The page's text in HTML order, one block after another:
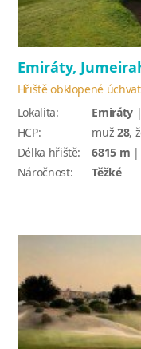
Emiráty,
Hřiště obklopené
Lokalita:
Emiráty|
HCP:
muž 28,
Délka hřiště:
6815 m |
Náročnost:
Těžké